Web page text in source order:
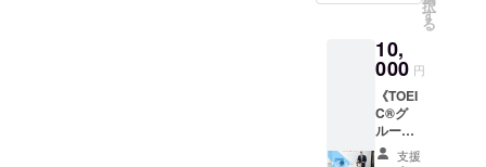
までの
法での
お困り
ごと、
現在の
レベル
で目標
レベル
択
す
る
10,
000 円
《TOEI
C®グ
ループ
レッス
支援